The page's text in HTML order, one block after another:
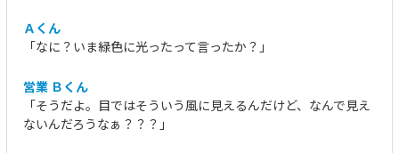
Ａくん
「なに？いま緑色に光ったって言ったか？」
営業 Ｂくん
「そうだよ。目ではそういう風に見えるんだけど、なんで見え
ないんだろうなぁ？？？」